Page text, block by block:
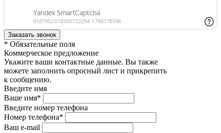
* Обязательные поля
Коммерческое предложение
Укажите ваши контактные данные. Вы также
можете заполнить опросный лист и прикрепить
к сообщению.
Введите имя
Ваше имя*
Введите номер телефона
Номер телефона*
Ваш e-mail